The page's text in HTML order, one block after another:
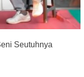
Seutuhnya